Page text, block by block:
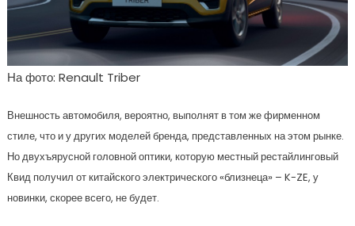
На фото: Renault Triber
Внешность автомобиля, вероятно, выполнят в том же фирменном
стиле, что и у других моделей бренда, представленных на этом рынке.
Но двухъярусной головной оптики, которую местный рестайлинговый
Квид получил от китайского электрического «близнеца» – K-ZE, у
новинки, скорее всего, не будет.